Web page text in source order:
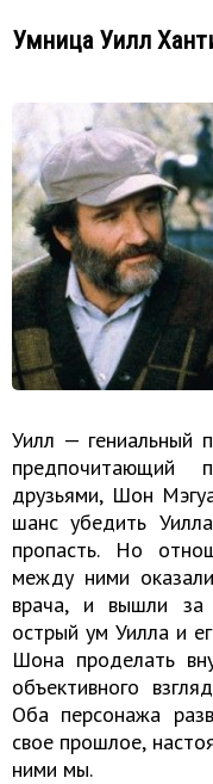
Умница Уилл
Уилл — гениальный
предпочитающий
друзьями, Шон
шанс убедить
пропасть. Но
между ними
врача, и вышли за
острый ум Уилла и
Шона проделать
объективного
Оба персонажа
свое прошлое,
ними мы.